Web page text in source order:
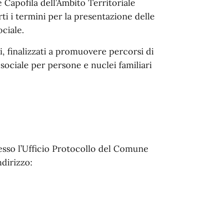
dell’Ambito Territoriale
i termini per la presentazione delle
finalizzati a promuovere percorsi di
per persone e nuclei familiari
l’Ufficio Protocollo del Comune